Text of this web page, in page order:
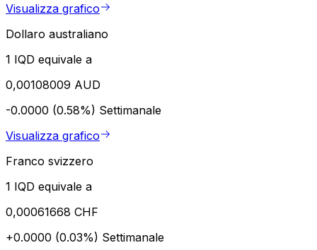
Visualizza grafico
Dollaro australiano
1 IQD equivale a
0,00108009 AUD
-0.0000 (0.58%) Settimanale
Visualizza grafico
Franco svizzero
1 IQD equivale a
0,00061668 CHF
+0.0000 (0.03%) Settimanale